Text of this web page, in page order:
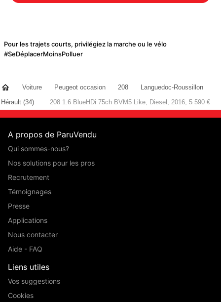
Pour les trajets courts, privilégiez la marche ou le vélo
#SeDéplacerMoinsPolluer
Voiture Peugeot occasion 208
Languedoc-Roussillon
Hérault (34)
208 1.6 BlueHDi 75ch BVM5 Like, Diesel, 2016, 5 590 €
A propos de ParuVendu
Qui sommes-nous?
Nos solutions pour les pros
Recrutement
Témoignages
Presse
Applications
Nous contacter
Aide - FAQ
Liens utiles
Vos suggestions
Cookies